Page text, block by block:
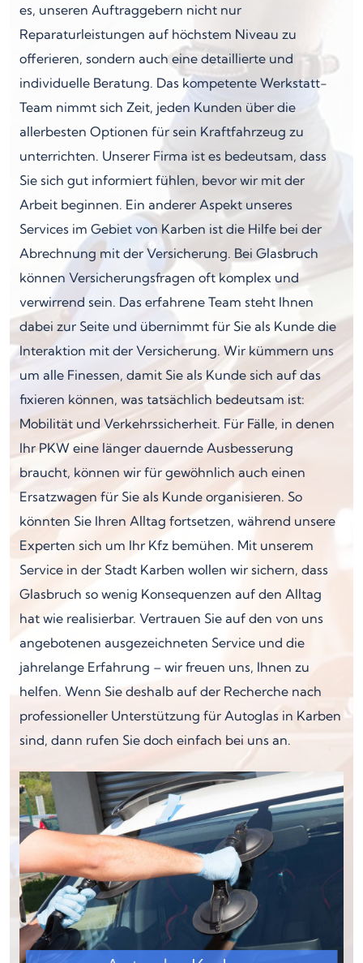
es, unseren Auftraggebern nicht nur
Reparaturleistungen auf höchstem Niveau zu
offerieren, sondern auch eine detaillierte und
individuelle Beratung. Das kompetente Werkstatt-
Team nimmt sich Zeit, jeden Kunden über die
allerbesten Optionen für sein Kraftfahrzeug zu
unterrichten. Unserer Firma ist es bedeutsam, dass
Sie sich gut informiert fühlen, bevor wir mit der
Arbeit beginnen. Ein anderer Aspekt unseres
Services im Gebiet von Karben ist die Hilfe bei der
Abrechnung mit der Versicherung. Bei Glasbruch
können Versicherungsfragen oft komplex und
verwirrend sein. Das erfahrene Team steht Ihnen
dabei zur Seite und übernimmt für Sie als Kunde die
Interaktion mit der Versicherung. Wir kümmern uns
um alle Finessen, damit Sie als Kunde sich auf das
fixieren können, was tatsächlich bedeutsam ist:
Mobilität und Verkehrssicherheit. Für Fälle, in denen
Ihr PKW eine länger dauernde Ausbesserung
braucht, können wir für gewöhnlich auch einen
Ersatzwagen für Sie als Kunde organisieren. So
könnten Sie Ihren Alltag fortsetzen, während unsere
Experten sich um Ihr Kfz bemühen. Mit unserem
Service in der Stadt Karben wollen wir sichern, dass
Glasbruch so wenig Konsequenzen auf den Alltag
hat wie realisierbar. Vertrauen Sie auf den von uns
angebotenen ausgezeichneten Service und die
jahrelange Erfahrung – wir freuen uns, Ihnen zu
helfen. Wenn Sie deshalb auf der Recherche nach
professioneller Unterstützung für Autoglas in Karben
sind, dann rufen Sie doch einfach bei uns an.